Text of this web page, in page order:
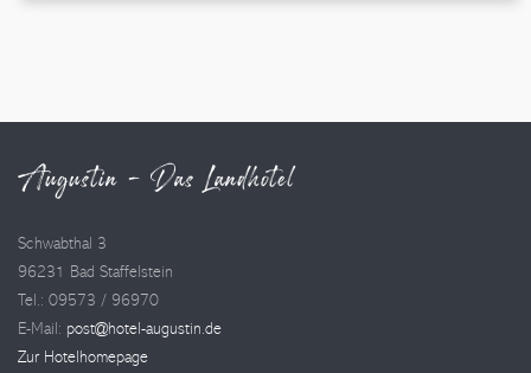
Augustin - Das Landhotel
Schwabthal 3
96231 Bad Staffelstein
Tel.: 09573 / 96970
E-Mail: post@hotel-augustin.de
Zur Hotelhomepage